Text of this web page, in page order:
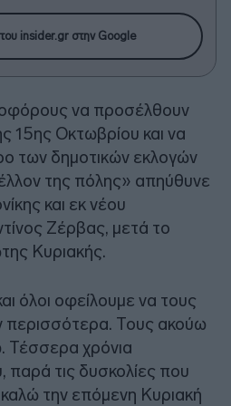
insider.gr στην Google
να προσέλθουν
15ης Οκτωβρίου και να
των δημοτικών εκλογών
της πόλης» απηύθυνε
και εκ νέου
Ζέρβας, μετά το
Κυριακής.
όλοι οφείλουμε να τους
περισσότερα. Τους ακούω
Τέσσερα χρόνια
τις δυσκολίες που
την επόμενη Κυριακή